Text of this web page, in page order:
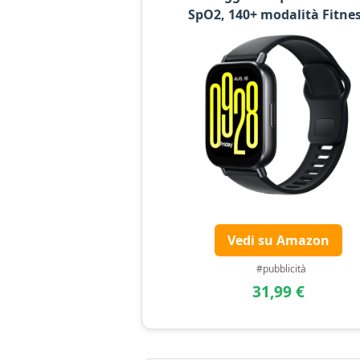
SpO2, 140+ modalità
Vedi su Amazon
#pubblicità
31,99 €